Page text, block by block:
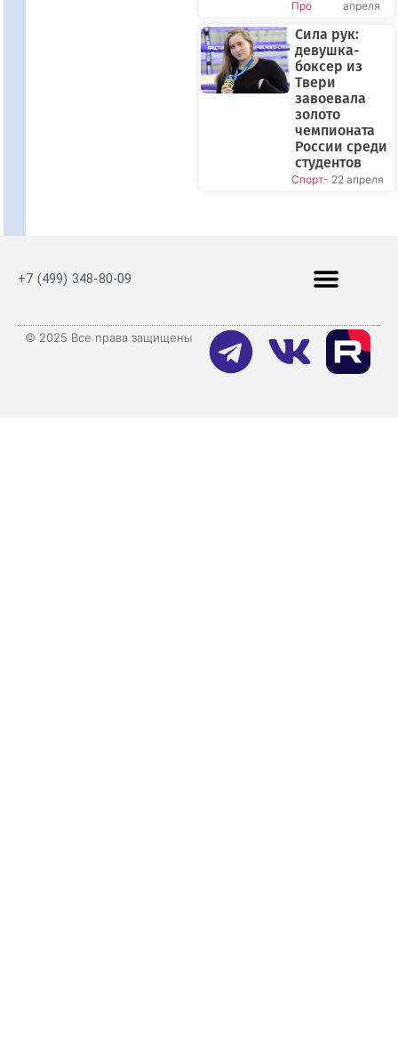
Про апреля
Сила рук:
девушка-
боксер из
Твери
завоевала
золото
чемпионата
России среди
студентов
Спорт- 22 апреля
+7 (499) 348-80-09
© 2025 Все права защищены